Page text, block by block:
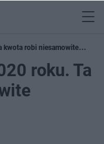
kwota robi niesamowite
roku. Ta